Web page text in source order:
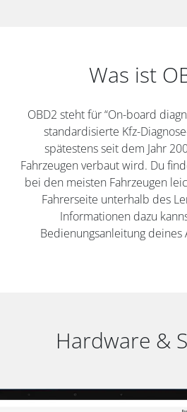
Was ist
OBD2 steht für “On-board
standardisierte Kfz-
spätestens seit dem Jahr
Fahrzeugen verbaut wird. Du
bei den meisten Fahrzeugen
Fahrerseite unterhalb des
Informationen dazu
Bedienungsanleitung deines
Hardware &